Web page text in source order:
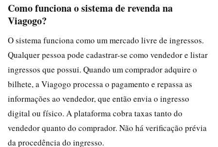
Como funciona o sistema de revenda na
Viagogo?
O sistema funciona como um mercado livre de ingressos.
Qualquer pessoa pode cadastrar-se como vendedor e listar
ingressos que possui. Quando um comprador adquire o
bilhete, a Viagogo processa o pagamento e repassa as
informações ao vendedor, que então envia o ingresso
digital ou físico. A plataforma cobra taxas tanto do
vendedor quanto do comprador. Não há verificação prévia
da procedência do ingresso.